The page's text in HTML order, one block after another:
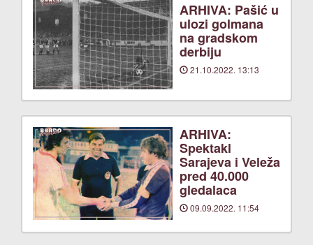
ARHIVA: Pašić u
ulozi golmana
na gradskom
derbiju
21.10.2022. 13:13
ARHIVA:
Spektakl
Sarajeva i Veleža
pred 40.000
gledalaca
09.09.2022. 11:54